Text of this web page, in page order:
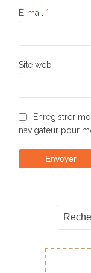
E-mail *
Site web
Enregistrer
navigateur pour